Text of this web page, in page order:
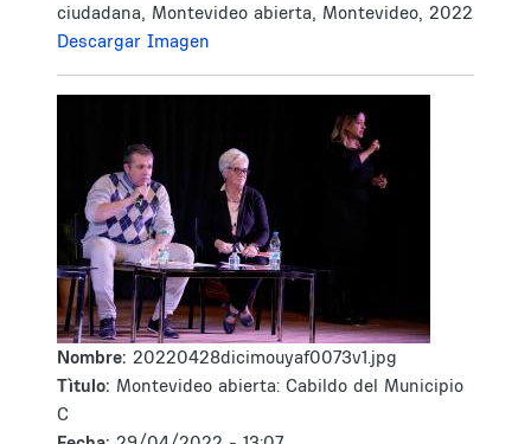
ciudadana, Montevideo abierta, Montevideo, 2022
Descargar Imagen
Nombre: 20220428dicimouyaf0073v1.jpg
Tìtulo: Montevideo abierta: Cabildo del Municipio
C